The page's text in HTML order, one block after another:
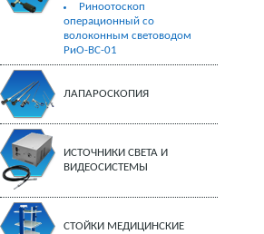
Риноотоскоп
операционный со
волоконным световодом
РиО-ВС-01
ЛАПАРОСКОПИЯ
ИСТОЧНИКИ СВЕТА И
ВИДЕОСИСТЕМЫ
СТОЙКИ МЕДИЦИНСКИЕ